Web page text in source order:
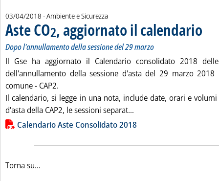
03/04/2018 - Ambiente e Sicurezza
Aste CO2, aggiornato il calendario
Dopo l'annullamento della sessione del 29 marzo
Il Gse ha aggiornato il Calendario consolidato 2018
dell'annullamento della sessione d'asta del 29 marzo
comune - CAP2.
Il calendario, si legge in una nota, include date, orari e
d'asta della CAP2, le sessioni separat...
Lista allegati PDF alla notizia
Calendario Aste Consolidato 2018
Torna su...